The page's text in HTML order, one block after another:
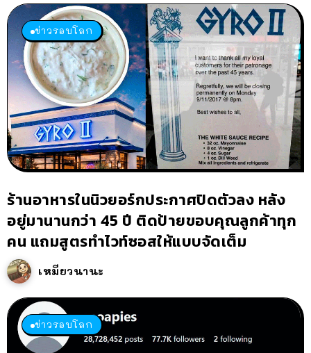
ข่าวรอบโลก
ร้านอาหารในนิวยอร์กประกาศปิดตัวลง หลัง
อยู่มานานกว่า 45 ปี ติดป้ายขอบคุณลูกค้าทุก
คน แถมสูตรทำไวท์ซอสให้แบบจัดเต็ม
เหมียวนานะ
ข่าวรอบโลก